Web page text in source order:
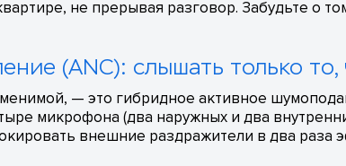
не прерывая разговор. Забудьте о
(ANC): слышать только
— это гибридное активное
микрофона (два наружных и два
внешние раздражители в два раза